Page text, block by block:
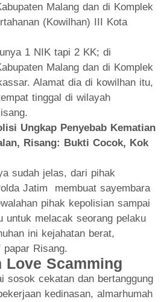
Malang dan di Komplek
(Kowilhan) III Kota
1 NIK tapi 2 KK; di
Malang dan di Komplek
Alamat dia di kowilhan itu,
tinggal di wilayah
Ungkap Penyebab Kematian
Risang: Bukti Cocok, Kok
sudah jelas, dari pihak
Jatim membuat sayembara
pihak kepolisian sampai
untuk melacak seorang pelaku
ini kejahatan berat,
papar Risang.
Love Scamming
sosok cekatan dan bertanggung
kedinasan, almarhumah